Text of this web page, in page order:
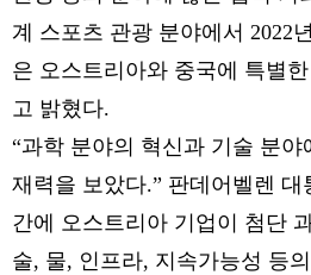
계 스포츠 관광 분야에서 2022
은 오스트리아와 중국에 특별
고 밝혔다.
“과학 분야의 혁신과 기술 분
재력을 보았다.” 판데어벨렌 대
간에 오스트리아 기업이 첨단
술, 물, 인프라, 지속가능성 등